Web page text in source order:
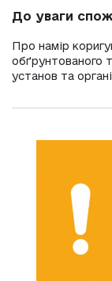
До уваги
Про намір
обґрунтованого
установ та